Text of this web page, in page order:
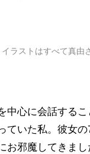
ラストはすべて真由
中心に会話する
ていた私。彼女
邪魔してきまし